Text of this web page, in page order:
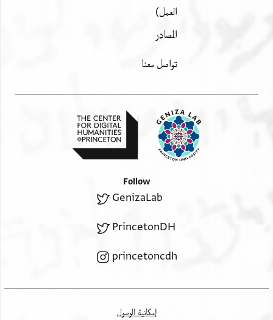
العمل)
المصادر
تواصل معنا
Follow
GenizaLab
PrincetonDH
princetoncdh
إمكانية الوصول